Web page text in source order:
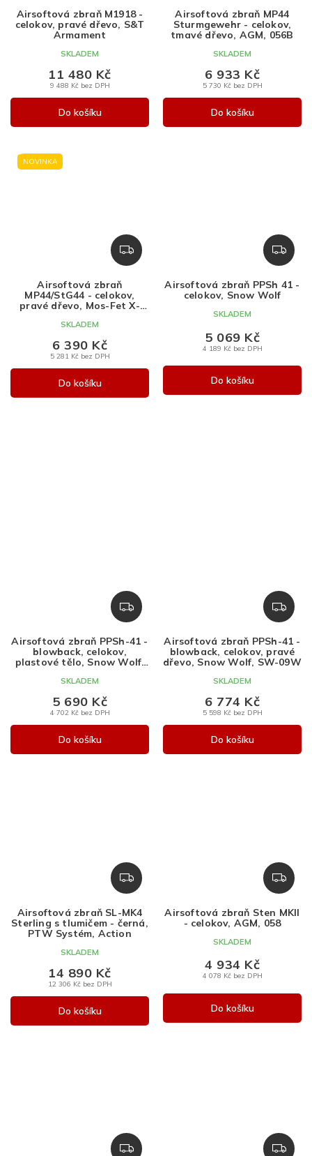
R
Airsoftová zbraň M1918 -
celokov, pravé dřevo, S&T
Armament
SKLADEM
9 488 Kč bez DPH
11 480 Kč
Do košíku
R
M
Airsoftová zbraň MP44
Sturmgewehr - celokov,
tmavé dřevo, AGM, 056B
SKLADEM
5 730 Kč bez DPH
6 933 Kč
Do košíku
NOVINKA
Z
D
M
Airsoftová zbraň
MP44/StG44 - celokov,
pravé dřevo, Mos-Fet X-
SKLADEM
5 281 Kč bez DPH
6 390 Kč
Do košíku
Z
D
R
Airsoftová zbraň PPSh 41 -
celokov, Snow Wolf
SKLADEM
4 189 Kč bez DPH
5 069 Kč
Do košíku
Z
D
R
M
Airsoftová zbraň PPSh-41 -
blowback, celokov,
plastové tělo, Snow Wolf,
SKLADEM
4 702 Kč bez DPH
5 690 Kč
Do košíku
Z
D
R
M
Airsoftová zbraň PPSh-41 -
blowback, celokov, pravé
dřevo, Snow Wolf, SW-09W
SKLADEM
5 598 Kč bez DPH
6 774 Kč
Do košíku
Z
D
R
Airsoftová zbraň SL-MK4
Sterling s tlumičem - černá,
PTW Systém, Action
SKLADEM
12 306 Kč bez DPH
14 890 Kč
Do košíku
Z
D
R
Airsoftová zbraň Sten MKII
- celokov, AGM, 058
SKLADEM
4 078 Kč bez DPH
4 934 Kč
Do košíku
Z
Z